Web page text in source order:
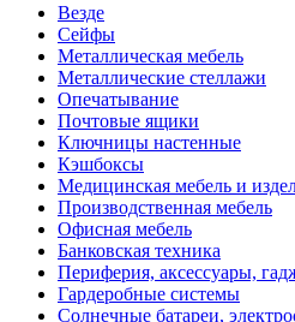
Везде
Сейфы
Металлическая мебель
Металлические стеллажи
Опечатывание
Почтовые ящики
Ключницы настенные
Кэшбоксы
Медицинская мебель и
Производственная мебель
Офисная мебель
Банковская техника
Периферия, аксессуары,
Гардеробные системы
Солнечные батареи,